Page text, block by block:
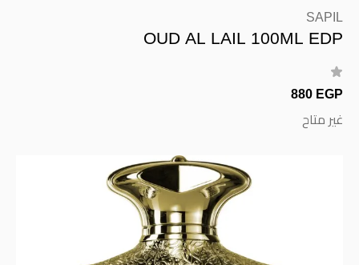
SAPIL
OUD AL LAIL 100ML EDP
880 EGP
غير متاح